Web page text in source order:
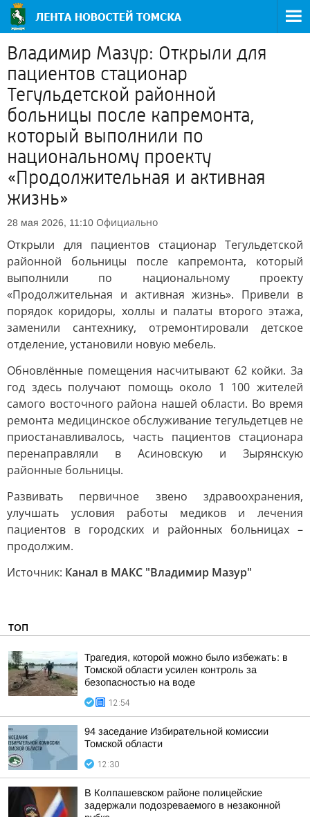
Владимир Мазур: Открыли для
пациентов стационар
Тегульдетской районной
больницы после капремонта,
который выполнили по
национальному проекту
«Продолжительная и активная
жизнь»
28 мая 2026, 11:10 Официально
Открыли для пациентов стационар Тегульдетской
районной больницы после капремонта, который
выполнили по национальному проекту
«Продолжительная и активная жизнь». Привели в
порядок коридоры, холлы и палаты второго этажа,
заменили сантехнику, отремонтировали детское
отделение, установили новую мебель.
Обновлённые помещения насчитывают 62 койки. За
год здесь получают помощь около 1 100 жителей
самого восточного района нашей области. Во время
ремонта медицинское обслуживание тегульдетцев не
приостанавливалось, часть пациентов стационара
перенаправляли в Асиновскую и Зырянскую
районные больницы.
Развивать первичное звено здравоохранения,
улучшать условия работы медиков и лечения
пациентов в городских и районных больницах –
продолжим.
Источник: Канал в МАКС "Владимир Мазур"
ТОП
Трагедия, которой можно было избежать: в
Томской области усилен контроль за
безопасностью на воде
12:54
94 заседание Избирательной комиссии
Томской области
12:30
В Колпашевском районе полицейские
задержали подозреваемого в незаконной